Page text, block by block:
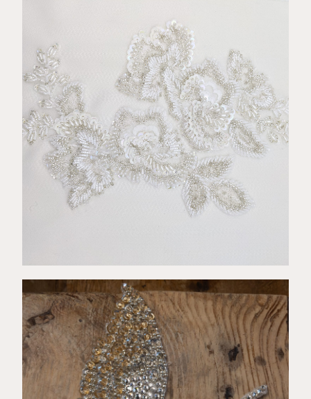
€145,00
120,00